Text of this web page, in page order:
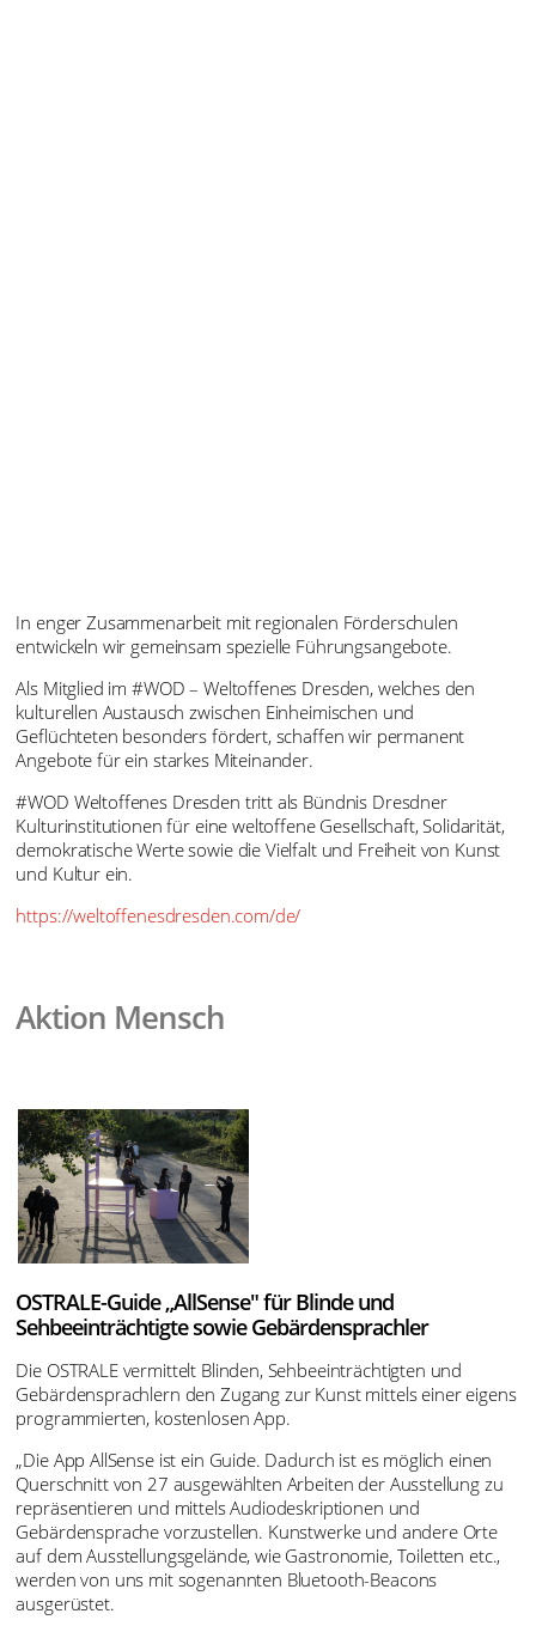
In enger Zusammenarbeit mit regionalen Förderschulen
entwickeln wir gemeinsam spezielle Führungsangebote.
Als Mitglied im #WOD – Weltoffenes Dresden, welches den
kulturellen Austausch zwischen Einheimischen und
Geflüchteten besonders fördert, schaffen wir permanent
Angebote für ein starkes Miteinander.
#WOD Weltoffenes Dresden tritt als Bündnis Dresdner
Kulturinstitutionen für eine weltoffene Gesellschaft, Solidarität,
demokratische Werte sowie die Vielfalt und Freiheit von Kunst
und Kultur ein.
https://weltoffenesdresden.com/de/
Aktion Mensch
OSTRALE-Guide „AllSense" für Blinde und
Sehbeeinträchtigte sowie Gebärdensprachler
Die OSTRALE vermittelt Blinden, Sehbeeinträchtigten und
Gebärdensprachlern den Zugang zur Kunst mittels einer eigens
programmierten, kostenlosen App.
„Die App AllSense ist ein Guide. Dadurch ist es möglich einen
Querschnitt von 27 ausgewählten Arbeiten der Ausstellung zu
repräsentieren und mittels Audiodeskriptionen und
Gebärdensprache vorzustellen. Kunstwerke und andere Orte
auf dem Ausstellungsgelände, wie Gastronomie, Toiletten etc.,
werden von uns mit sogenannten Bluetooth-Beacons
ausgerüstet.